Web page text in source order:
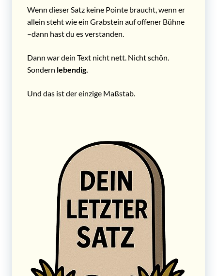
Wenn dieser Satz keine Pointe braucht, wenn er
allein steht wie ein Grabstein auf offener Bühne
–dann hast du es verstanden.
Dann war dein Text nicht nett. Nicht schön.
Sondern lebendig.
Und das ist der einzige Maßstab.